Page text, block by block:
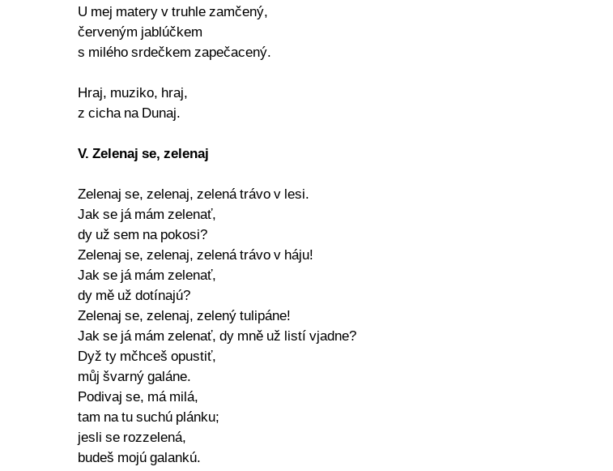
U mej matery v truhle zamčený,
červeným jablúčkem
s milého srdečkem zapečacený.
Hraj, muziko, hraj,
z cicha na Dunaj.
V. Zelenaj se, zelenaj
Zelenaj se, zelenaj, zelená trávo v lesi.
Jak se já mám zelenať,
dy už sem na pokosi?
Zelenaj se, zelenaj, zelená trávo v háju!
Jak se já mám zelenať,
dy mě už dotínajú?
Zelenaj se, zelenaj, zelený tulipáne!
Jak se já mám zelenať, dy mně už listí vjadne?
Dyž ty mčhceš opustiť,
můj švarný galáne.
Podivaj se, má milá,
tam na tu suchú plánku;
jesli se rozzelená,
budeš mojú galankú.